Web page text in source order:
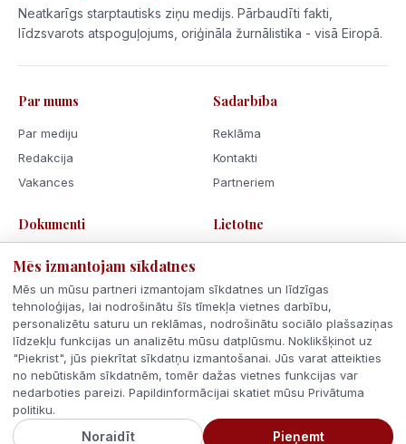
Neatkarīgs starptautisks ziņu medijs. Pārbaudīti fakti,
līdzsvarots atspoguļojums, oriģināla žurnālistika - visā Eiropā.
Par mums
Par mediju
Redakcija
Vakances
Sadarbība
Reklāma
Kontakti
Partneriem
Dokumenti
Lietošanas noteikumi
Sīkdatnes
Rīcības kodekss
Lietotne
© 2026 Latvijas Ziņas. Visas tiesības aizsargātas.
Mēs izmantojam sīkdatnes
Mēs un mūsu partneri izmantojam sīkdatnes un līdzīgas
tehnoloģijas, lai nodrošinātu šīs tīmekļa vietnes darbību,
personalizētu saturu un reklāmas, nodrošinātu sociālo plašsaziņas
līdzekļu funkcijas un analizētu mūsu datplūsmu. Noklikšķinot uz
"Piekrist", jūs piekrītat sīkdatņu izmantošanai. Jūs varat atteikties
no nebūtiskām sīkdatnēm, tomēr dažas vietnes funkcijas var
nedarboties pareizi. Papildinformācijai skatiet mūsu Privātuma
politiku.
Noraidīt Pieņemt